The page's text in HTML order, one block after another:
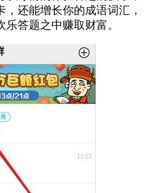
还能增长你的成语词汇，
答题之中赚取财富。